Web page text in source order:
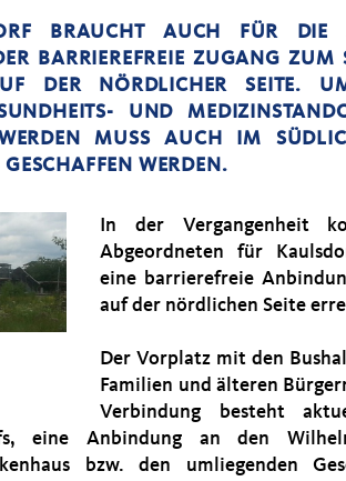
BRAUCHT AUCH FÜR DIE
BARRIEREFREIE ZUGANG
DER NÖRDLICHER SEITE.
UND
MUSS AUCH IM
GESCHAFFEN WERDEN.
In der Vergangenheit
Abgeordneten für
eine barrierefreie
auf der nördlichen Seite
Der Vorplatz mit den
Familien und älteren
Verbindung besteht
eine Anbindung an den
bzw. den umliegenden